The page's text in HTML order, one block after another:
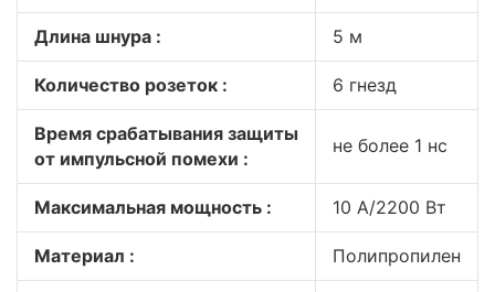
Длина шнура : 5 м
Количество розеток : 6 гнезд
Время срабатывания защиты
от импульсной помехи :
не более 1 нс
Максимальная мощность : 10 A/2200 Вт
Материал : Полипропилен